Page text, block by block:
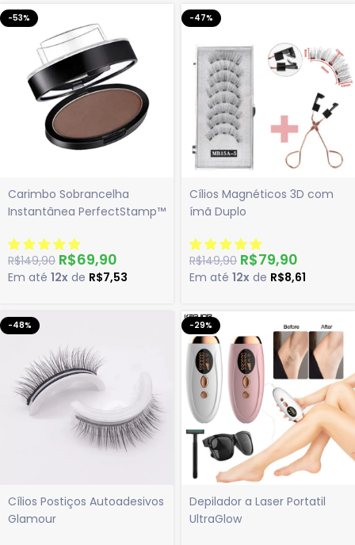
-53%
Carimbo Sobrancelha
Instantânea PerfectStamp™
R$149,90 R$69,90
Em até 12x de R$7,53
-47%
Cílios Magnéticos 3D com
ímã Duplo
R$149,90 R$79,90
Em até 12x de R$8,61
-48%
Cílios Postiços Autoadesivos
Glamour
-29%
Depilador a Laser Portatil
UltraGlow